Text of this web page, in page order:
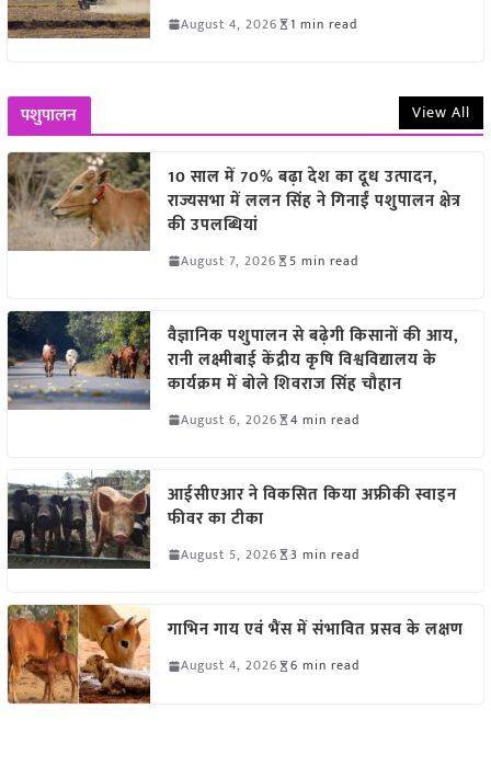
August 4, 2026 1 min read
पशुपालन View All
10 साल में 70% बढ़ा देश का दूध उत्पादन,
राज्यसभा में ललन सिंह ने गिनाईं पशुपालन क्षेत्र
की उपलब्धियां
August 7, 2026 5 min read
वैज्ञानिक पशुपालन से बढ़ेगी किसानों की आय,
रानी लक्ष्मीबाई केंद्रीय कृषि विश्वविद्यालय के
कार्यक्रम में बोले शिवराज सिंह चौहान
August 6, 2026 4 min read
आईसीएआर ने विकसित किया अफ्रीकी स्वाइन
फीवर का टीका
August 5, 2026 3 min read
गाभिन गाय एवं भैंस में संभावित प्रसव के लक्षण
August 4, 2026 6 min read